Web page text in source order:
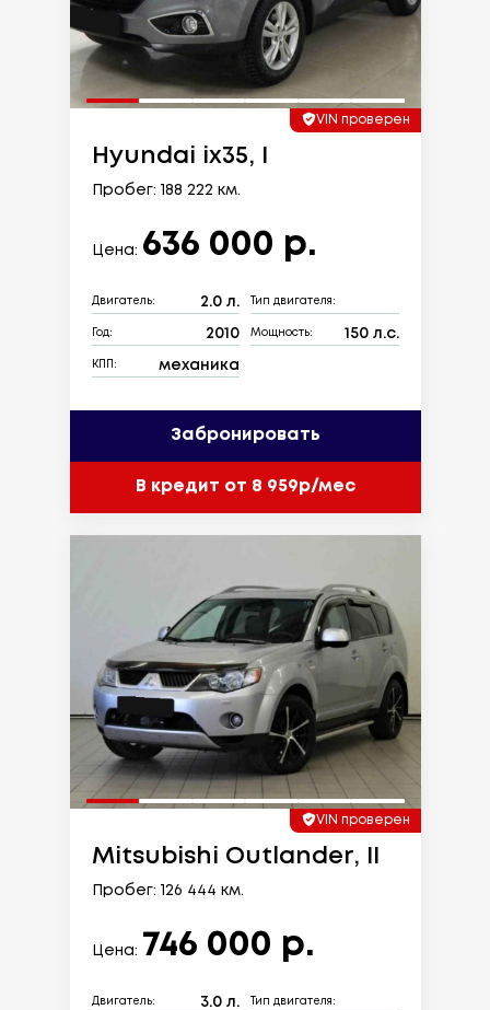
VIN проверен
Hyundai ix35, I
Пробег: 188 222 км.
Цена: 636 000 р.
Двигатель: 2.0 л. Тип двигателя:
Год: 2010 Мощность: 150 л.с.
КПП: механика
Забронировать
В кредит от 8 959р/мес
VIN проверен
Mitsubishi Outlander, II
Пробег: 126 444 км.
Цена: 746 000 р.
Двигатель: 3.0 л. Тип двигателя: